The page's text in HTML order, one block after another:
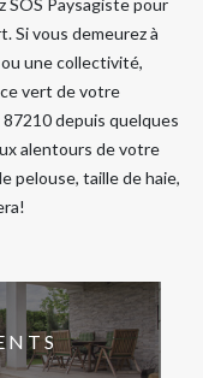
Paysagiste pour
Si vous demeurez à
une collectivité,
vert de votre
depuis quelques
alentours de votre
pelouse, taille de haie,